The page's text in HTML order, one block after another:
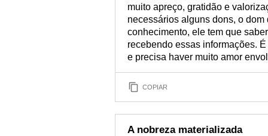
muito apreço, gratidão e
necessários alguns dons, o
conhecimento, ele tem que
recebendo essas informações.
e precisa haver muito amor
COPIAR
A nobreza materializada